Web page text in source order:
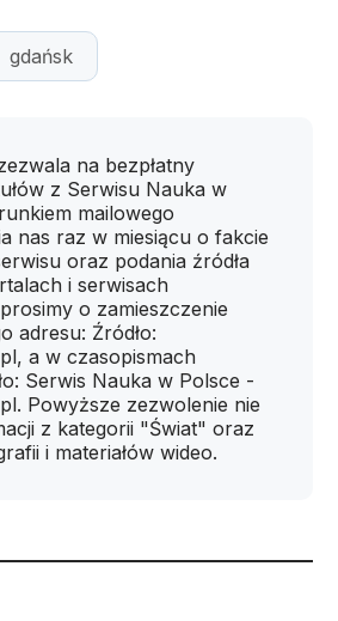
gdańsk
na bezpłatny
z Serwisu Nauka w
mailowego
nas raz w miesiącu o fakcie
oraz podania źródła
i serwisach
o zamieszczenie
adresu: Źródło:
a w czasopismach
Serwis Nauka w Polsce -
Powyższe zezwolenie nie
z kategorii "Świat" oraz
i materiałów wideo.